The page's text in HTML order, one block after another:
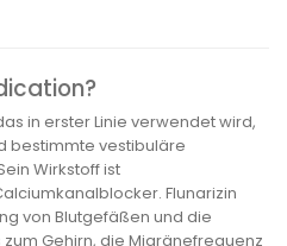
in erster Linie verwendet wird,
bestimmte vestibuläre
Wirkstoff ist
Flunarizin
von Blutgefäßen und die
Gehirn, die Migränefrequenz